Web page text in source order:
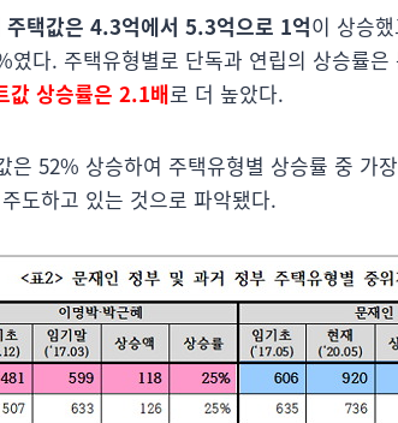
택값은 4.3억에서 5.3억으로 1억이 상승
였다. 주택유형별로 단독과 연립의 상승률
값 상승률은 2.1배로 더 높았다.
은 52% 상승하여 주택유형별 상승률 중 가
도하고 있는 것으로 파악됐다.